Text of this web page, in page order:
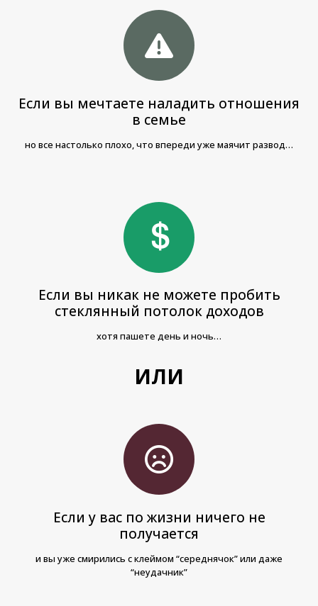
Если вы мечтаете наладить отношения
в семье
но все настолько плохо, что впереди уже маячит развод…
Если вы никак не можете пробить
стеклянный потолок доходов
хотя пашете день и ночь…
ИЛИ
Если у вас по жизни ничего не
получается
и вы уже смирились с клеймом “середнячок” или даже
“неудачник”